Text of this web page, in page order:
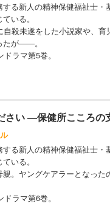
る新人の精神保健福祉士・
いる。
殺未遂をした小説家や、
たが――。
ラマ第5巻。
さい ―保健所こころ
る新人の精神保健福祉士・
いる。
。ヤングケアラーとなった
ラマ第6巻。